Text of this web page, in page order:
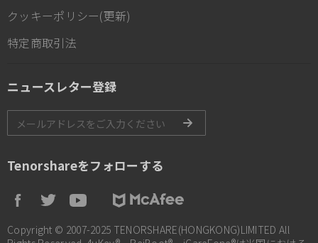
クッキーポリシー(更新)
特定商取引法
ニュースレター登録
Tenorshareをフォローする
Copyright © 2007-2025 TENORSHARE(HONGKONG)LIMITED All